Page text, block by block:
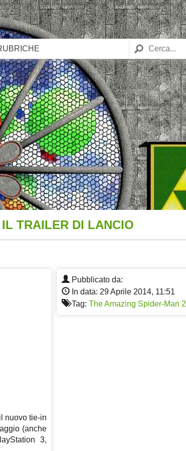
TRAILER DI LANCIO
Pubblicato da:
In data: 29 Aprile 2014, 11:51
Tag: The Amazing Spider-Man 2
nuovo tie-in
(anche
3,